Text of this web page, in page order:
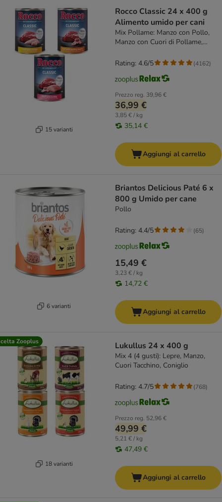
15 varianti
Rocco Classic 24 x 400 g
Alimento umido per cani
Mix Pollame: Manzo con Pollo,
Manzo con Cuori di Pollame,
Prezzo reg. 39,96 €
36,99 €
3,85 € / kg
35,14 €
Rating: 4.6/5 (4162)
Aggiungi al carrello
6 varianti
Briantos Delicious Paté 6 x
800 g Umido per cane
Pollo
15,49 €
3,23 € / kg
14,72 €
Rating: 4.4/5 (65)
Aggiungi al carrello
Zooplus
18 varianti
Lukullus 24 x 400 g
Mix 4 (4 gusti): Lepre, Manzo,
Cuori Tacchino, Coniglio
Prezzo reg. 52,96 €
49,99 €
5,21 € / kg
47,49 €
Rating: 4.7/5 (768)
Aggiungi al carrello